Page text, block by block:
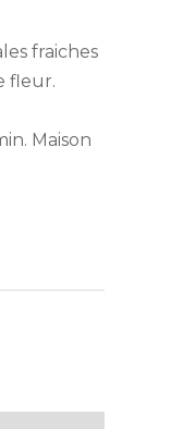
fraiches
fleur.
Maison